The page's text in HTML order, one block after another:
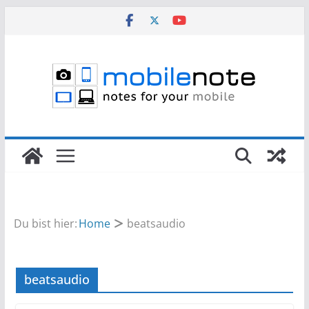
Du bist hier:Home beatsaudio
beatsaudio